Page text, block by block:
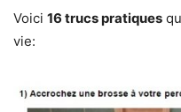
Voici 16 trucs pratiques
vie: